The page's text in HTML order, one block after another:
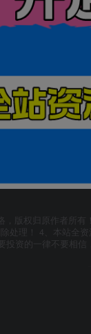
，版权归原作者所
除处理！ 4、本站全
投资的一律不要相